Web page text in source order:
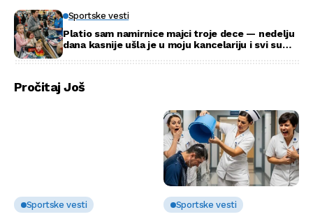
Sportske vesti
Platio sam namirnice majci troje dece — nedelju
dana kasnije ušla je u moju kancelariju i svi su
Pročitaj Još
Sportske vesti Sportske vesti